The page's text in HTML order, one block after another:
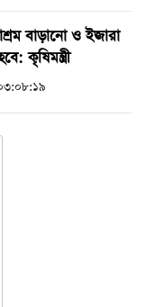
বাড়ানো ও ইজারা
কৃষিমন্ত্রী